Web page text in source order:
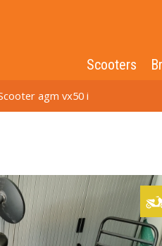
Scooters
agm vx50 i